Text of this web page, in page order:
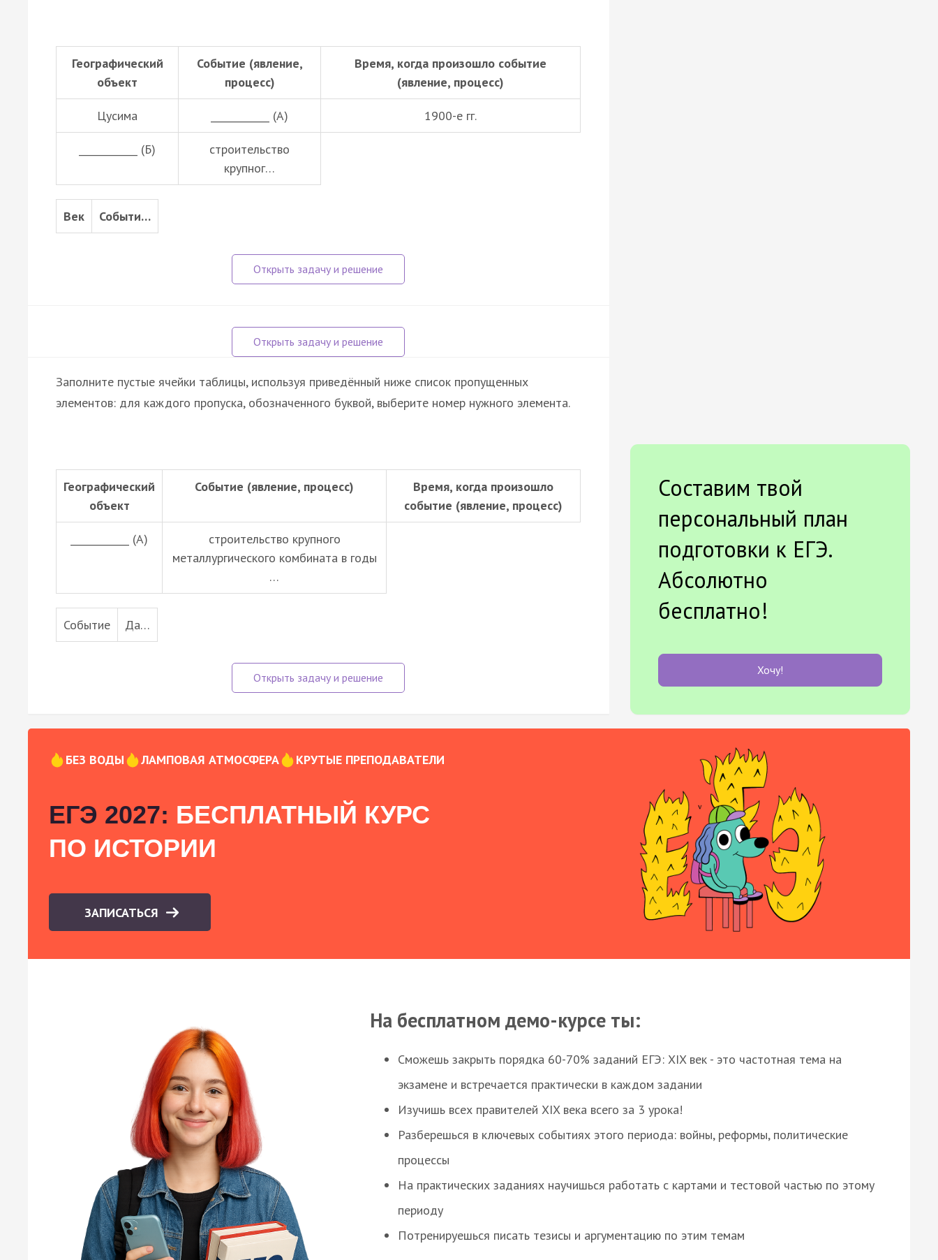
Географический
объект
Событие (явление,
процесс)
Время, когда произошло событие
(явление, процесс)
Цусима ____________ (А) 1900-е гг.
____________ (Б)
строительство
крупног…
Век Событи…
Заполните пустые ячейки таблицы, используя приведённый ниже список пропущенных
элементов: для каждого пропуска, обозначенного буквой, выберите номер нужного элемента.
Географический
объект
Событие (явление, процесс)
Время, когда произошло
событие (явление, процесс)
____________ (А)
строительство крупного
металлургического комбината в годы
…
Событие Да…
Составим твой
персональный план
подготовки к ЕГЭ.
Абсолютно
бесплатно!
Хочу!
БЕЗ ВОДЫ ЛАМПОВАЯ АТМОСФЕРА КРУТЫЕ ПРЕПОДАВАТЕЛИ
ЕГЭ 2027: БЕСПЛАТНЫЙ КУРС
ПО ИСТОРИИ
ЗАПИСАТЬСЯ
На бесплатном демо-курсе ты:
Сможешь закрыть порядка 60-70% заданий ЕГЭ: XIX век - это частотная тема на
экзамене и встречается практически в каждом задании
Изучишь всех правителей XIX века всего за 3 урока!
Разберешься в ключевых событиях этого периода: войны, реформы, политические
процессы
На практических заданиях научишься работать с картами и тестовой частью по этому
периоду
Потренируешься писать тезисы и аргументацию по этим темам